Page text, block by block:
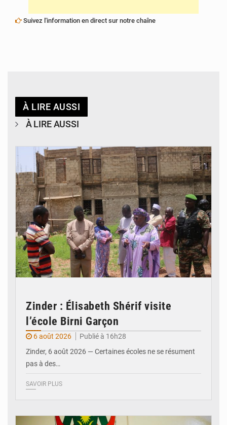
Suivez l'information en direct sur notre chaîne
À LIRE AUSSI
À LIRE AUSSI
Zinder : Élisabeth Shérif visite
l’école Birni Garçon
6 août 2026
Publié à 16h28
Zinder, 6 août 2026 — Certaines écoles ne se résument
pas à des…
SAVOIR PLUS